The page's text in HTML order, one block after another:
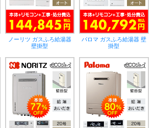
ノーリツ ガスふろ給湯器
壁掛型
パロマ ガスふろ給湯器 壁
掛型